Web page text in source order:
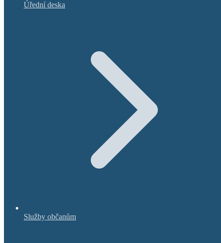
Úřední deska
Služby občanům